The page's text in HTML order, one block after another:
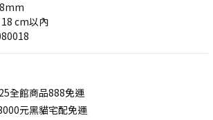
8mm
18 cm以內
全館商品888免運
元黑貓宅配免運